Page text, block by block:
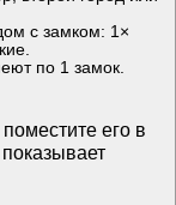
с замком: 1×
по 1 замок.
поместите его в